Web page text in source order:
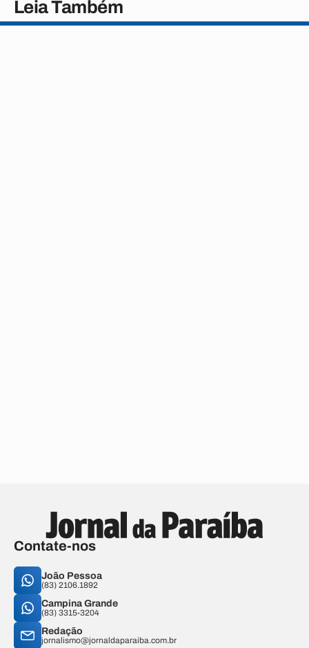
Leia Também
Contate-nos
João Pessoa
(83) 2106.1892
Campina Grande
(83) 3315-3204
Redação
jornalismo@jornaldaparaiba.com.br